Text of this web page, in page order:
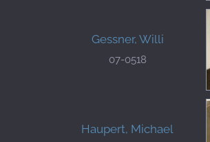
Gessner, Willi
07-0518
Haupert, Michael